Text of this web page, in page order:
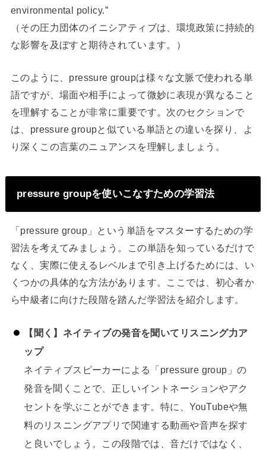
environmental policy.”
（その圧力団体のイニシアティブは、環境政策に持続的
な影響を及ぼすと期待されています。）
このように、pressure groupは様々な文脈で使われる単
語ですが、場面や相手によって微妙に表現が異なること
を理解することが非常に重要です。次のセクションで
は、pressure groupと似ている単語との違いを探り、よ
り深くこの言葉のニュアンスを理解しましょう。
pressure groupを使いこなすための学習法
「pressure group」という単語をマスターするための学
習法を考えてみましょう。この単語を知っているだけで
なく、実際に使えるレベルまで引き上げるためには、い
くつかの具体的な方法があります。ここでは、初心者か
ら中級者に向けた段階を踏んだ学習法を紹介します。
【聞く】ネイティブの発音を聞いてリスニング力ア
ップ
ネイティブスピーカーによる「pressure group」の
発音を聞くことで、正しいイントネーションやアク
セントを学ぶことができます。特に、YouTubeや無
料のリスニングアプリで関連する動画や音声を探す
と良いでしょう。この段階では、音だけではなく、